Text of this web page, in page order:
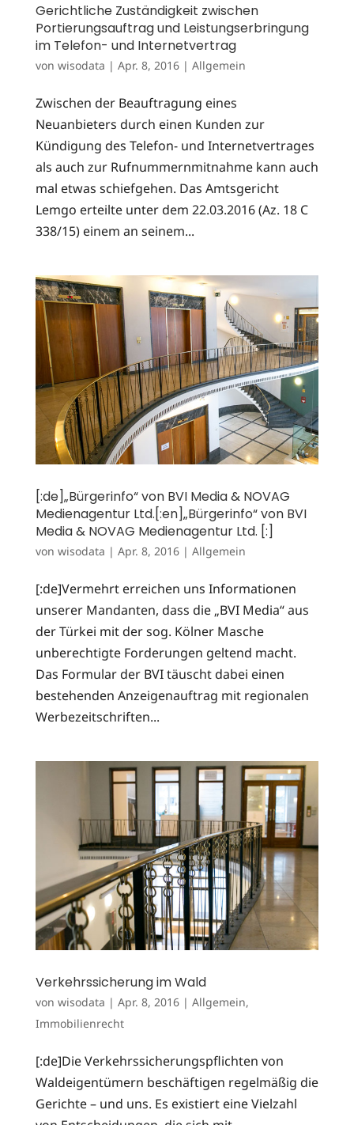
Gerichtliche Zuständigkeit zwischen
Portierungsauftrag und Leistungserbringung
im Telefon- und Internetvertrag
von wisodata | Apr. 8, 2016| Allgemein
Zwischen der Beauftragung eines
Neuanbieters durch einen Kunden zur
Kündigung des Telefon- und Internetvertrages
als auch zur Rufnummernmitnahme kann auch
mal etwas schiefgehen. Das Amtsgericht
Lemgo erteilte unter dem 22.03.2016 (Az. 18 C
338/15) einem an seinem...
[:de]„Bürgerinfo“ von BVI Media & NOVAG
Medienagentur Ltd.[:en]„Bürgerinfo“ von BVI
Media & NOVAG Medienagentur Ltd. [:]
von wisodata | Apr. 8, 2016| Allgemein
[:de]Vermehrt erreichen uns Informationen
unserer Mandanten, dass die „BVI Media“ aus
der Türkei mit der sog. Kölner Masche
unberechtigte Forderungen geltend macht.
Das Formular der BVI täuscht dabei einen
bestehenden Anzeigenauftrag mit regionalen
Werbezeitschriften...
Verkehrssicherung im Wald
von wisodata | Apr. 8, 2016| Allgemein,
Immobilienrecht
[:de]Die Verkehrssicherungspflichten von
Waldeigentümern beschäftigen regelmäßig die
Gerichte – und uns. Es existiert eine Vielzahl